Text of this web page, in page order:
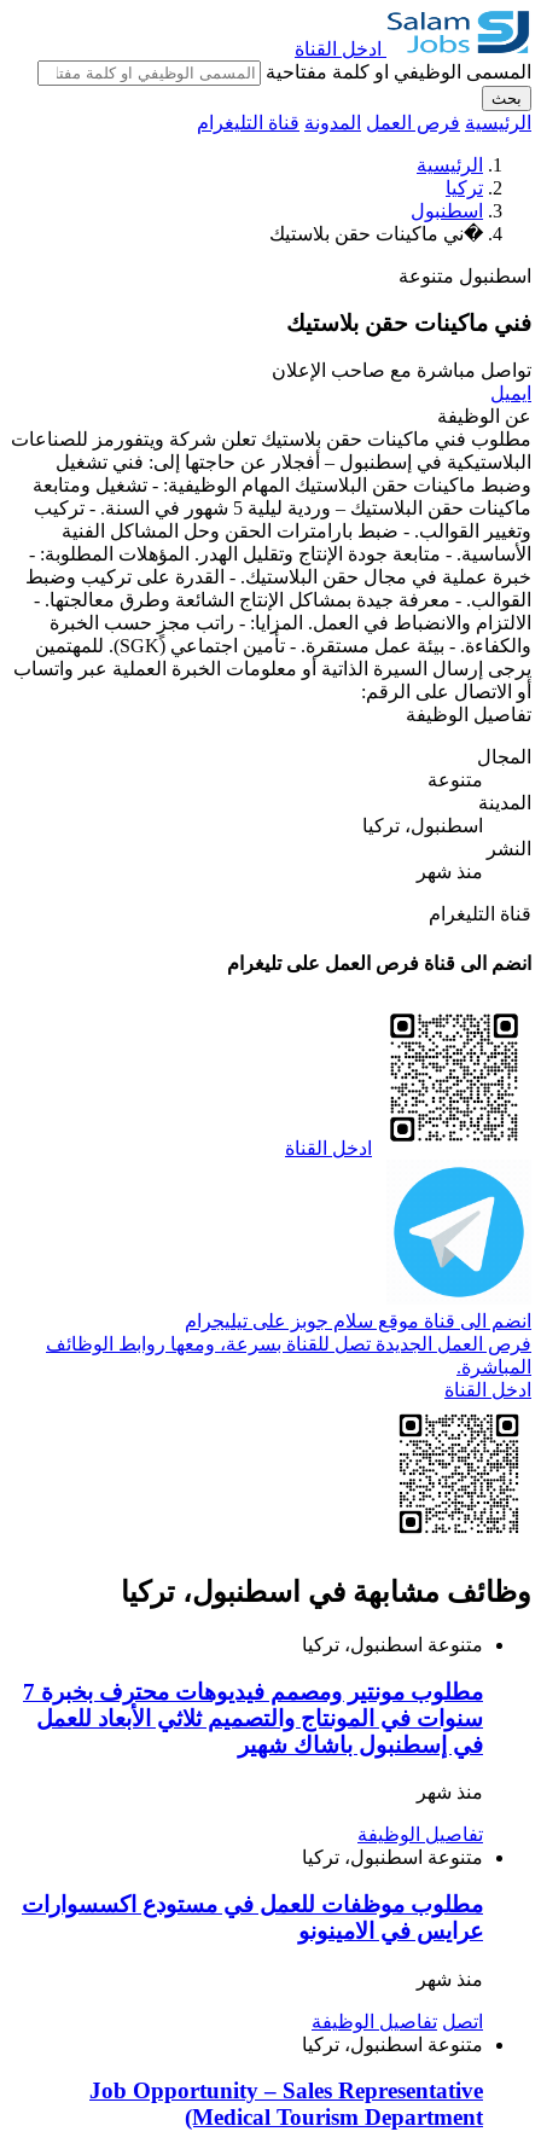
ادخل القناة
المسمى الوظيفي او كلمة مفتاحية
بحث
الرئيسية فرص العمل المدونة قناة التليغرام
الرئيسية
تركيا
اسطنبول
�ني ماكينات حقن بلاستيك
اسطنبول متنوعة
فني ماكينات حقن بلاستيك
تواصل مباشرة مع صاحب الإعلان
ايميل
عن الوظيفة
مطلوب فني ماكينات حقن بلاستيك تعلن شركة ويتفورمز للصناعات
البلاستيكية في إسطنبول – أفجلار عن حاجتها إلى: فني تشغيل
وضبط ماكينات حقن البلاستيك المهام الوظيفية: - تشغيل ومتابعة
ماكينات حقن البلاستيك – وردية ليلية 5 شهور في السنة. - تركيب
وتغيير القوالب. - ضبط بارامترات الحقن وحل المشاكل الفنية
الأساسية. - متابعة جودة الإنتاج وتقليل الهدر. المؤهلات المطلوبة: -
خبرة عملية في مجال حقن البلاستيك. - القدرة على تركيب وضبط
القوالب. - معرفة جيدة بمشاكل الإنتاج الشائعة وطرق معالجتها. -
الالتزام والانضباط في العمل. المزايا: - راتب مجزٍ حسب الخبرة
والكفاءة. - بيئة عمل مستقرة. - تأمين اجتماعي (SGK). للمهتمين
يرجى إرسال السيرة الذاتية أو معلومات الخبرة العملية عبر واتساب
أو الاتصال على الرقم:
تفاصيل الوظيفة
المجال
متنوعة
المدينة
اسطنبول، تركيا
النشر
منذ شهر
قناة التليغرام
انضم الى قناة فرص العمل على تليغرام
ادخل القناة
انضم الى قناة موقع سلام جوبز على تيليجرام
فرص العمل الجديدة تصل للقناة بسرعة، ومعها روابط الوظائف
المباشرة.
ادخل القناة
وظائف مشابهة في اسطنبول، تركيا
متنوعة اسطنبول، تركيا
مطلوب مونتير ومصمم فيديوهات محترف بخبرة 7
سنوات في المونتاج والتصميم ثلاثي الأبعاد للعمل
في إسطنبول باشاك شهير
منذ شهر
تفاصيل الوظيفة
متنوعة اسطنبول، تركيا
مطلوب موظفات للعمل في مستودع اكسسوارات
عرايس في الامينونو
منذ شهر
اتصل تفاصيل الوظيفة
متنوعة اسطنبول، تركيا
Job Opportunity – Sales Representative
(Medical Tourism Department